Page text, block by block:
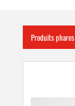
Produits phares